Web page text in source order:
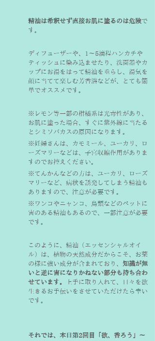
精油は希釈せず直接お肌に塗るのは危険で
す。
ディフューザーや、1〜5滴程ハンカチや
ティッシュに染み込ませたり、洗面器やカ
ップにお湯をはって精油を垂らし、湯気を
顔に当てて楽しむ芳香浴などが、とても簡
単でオススメです。
※レモン等一部の柑橘系は光毒性があり、
お肌に塗った場合、すぐに紫外線に当たる
とシミソバカスの原因になります。
※妊婦さんは、カモミール、ユーカリ、ロ
ーズマリーなどは、子宮収縮作用がありま
すのでお控えください。
※てんかんなどの方は、ユーカリ、ローズ
マリーなど、病状を誘発してしまう精油も
ありますので、注意が必要です。
※ワンコやニャンコ、鳥類などのペットに
害のある精油もあるので、一部注意が必要
です。
このように、精油（エッセンシャルオイ
ル）は、植物の天然成分だからこそ、お薬
の様に強い成分が含まれており、 知識が無
いと逆に害になりかねない部分も持ち合わ
せています。
上手に取り入れて、日々を欲
生きるお手伝いをさせていただけたら幸い
です。
それでは、本日第2回目「欲、香ろう」〜